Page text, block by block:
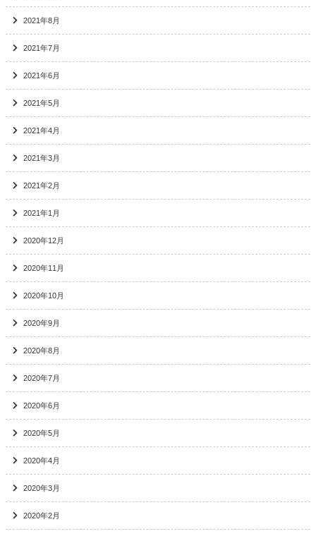
2021年8月
2021年7月
2021年6月
2021年5月
2021年4月
2021年3月
2021年2月
2021年1月
2020年12月
2020年11月
2020年10月
2020年9月
2020年8月
2020年7月
2020年6月
2020年5月
2020年4月
2020年3月
2020年2月